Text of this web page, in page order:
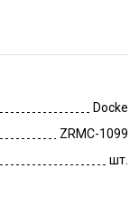
Docke
ZRMC-1099
шт.